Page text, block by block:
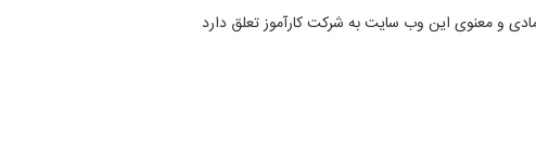
و معنوی این وب سایت به شرکت کارآموز تعلق دارد